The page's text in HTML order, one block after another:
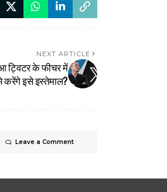
NEXT ARTICLE
ट्विटर के फीचर में
इसे इस्तेमाल?
Leave a Comment